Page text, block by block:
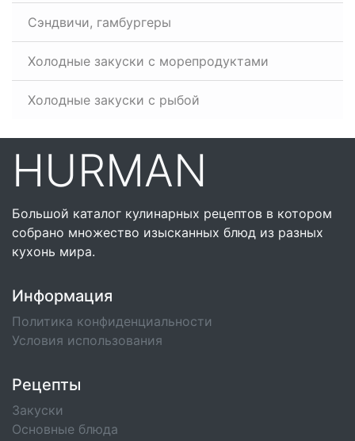
Сэндвичи, гамбургеры
Холодные закуски с морепродуктами
Холодные закуски с рыбой
HURMAN
Большой каталог кулинарных рецептов в котором
собрано множество изысканных блюд из разных
кухонь мира.
Информация
Политика конфиденциальности
Условия использования
Рецепты
Закуски
Основные блюда